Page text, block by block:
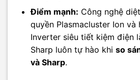
Điểm mạnh: Công nghệ
quyền Plasmacluster Ion và
Inverter siêu tiết kiệm điện
Sharp luôn tự hào khi so
và Sharp.